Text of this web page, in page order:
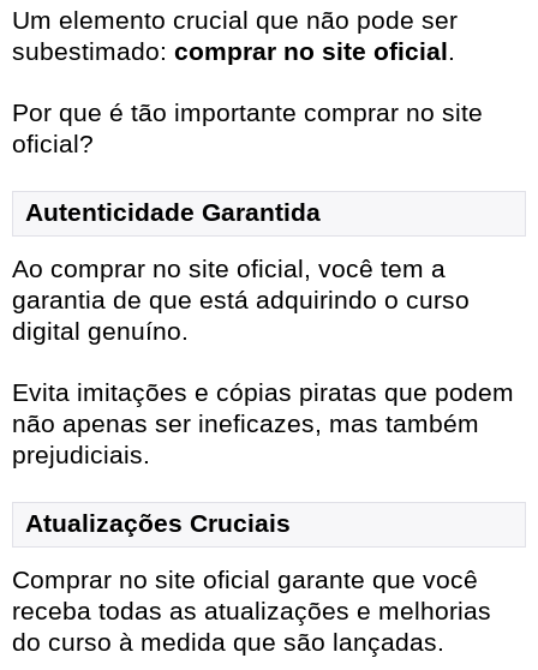
Um elemento crucial que não pode ser
subestimado: comprar no site oficial.
Por que é tão importante comprar no site
oficial?
Autenticidade Garantida
Ao comprar no site oficial, você tem a
garantia de que está adquirindo o curso
digital genuíno.
Evita imitações e cópias piratas que podem
não apenas ser ineficazes, mas também
prejudiciais.
Atualizações Cruciais
Comprar no site oficial garante que você
receba todas as atualizações e melhorias
do curso à medida que são lançadas.